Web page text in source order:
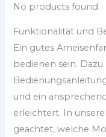
No products found.
Funktionalität und
Ein gutes
bedienen sein.
und ein
erleichtert. In
geachtet, welche